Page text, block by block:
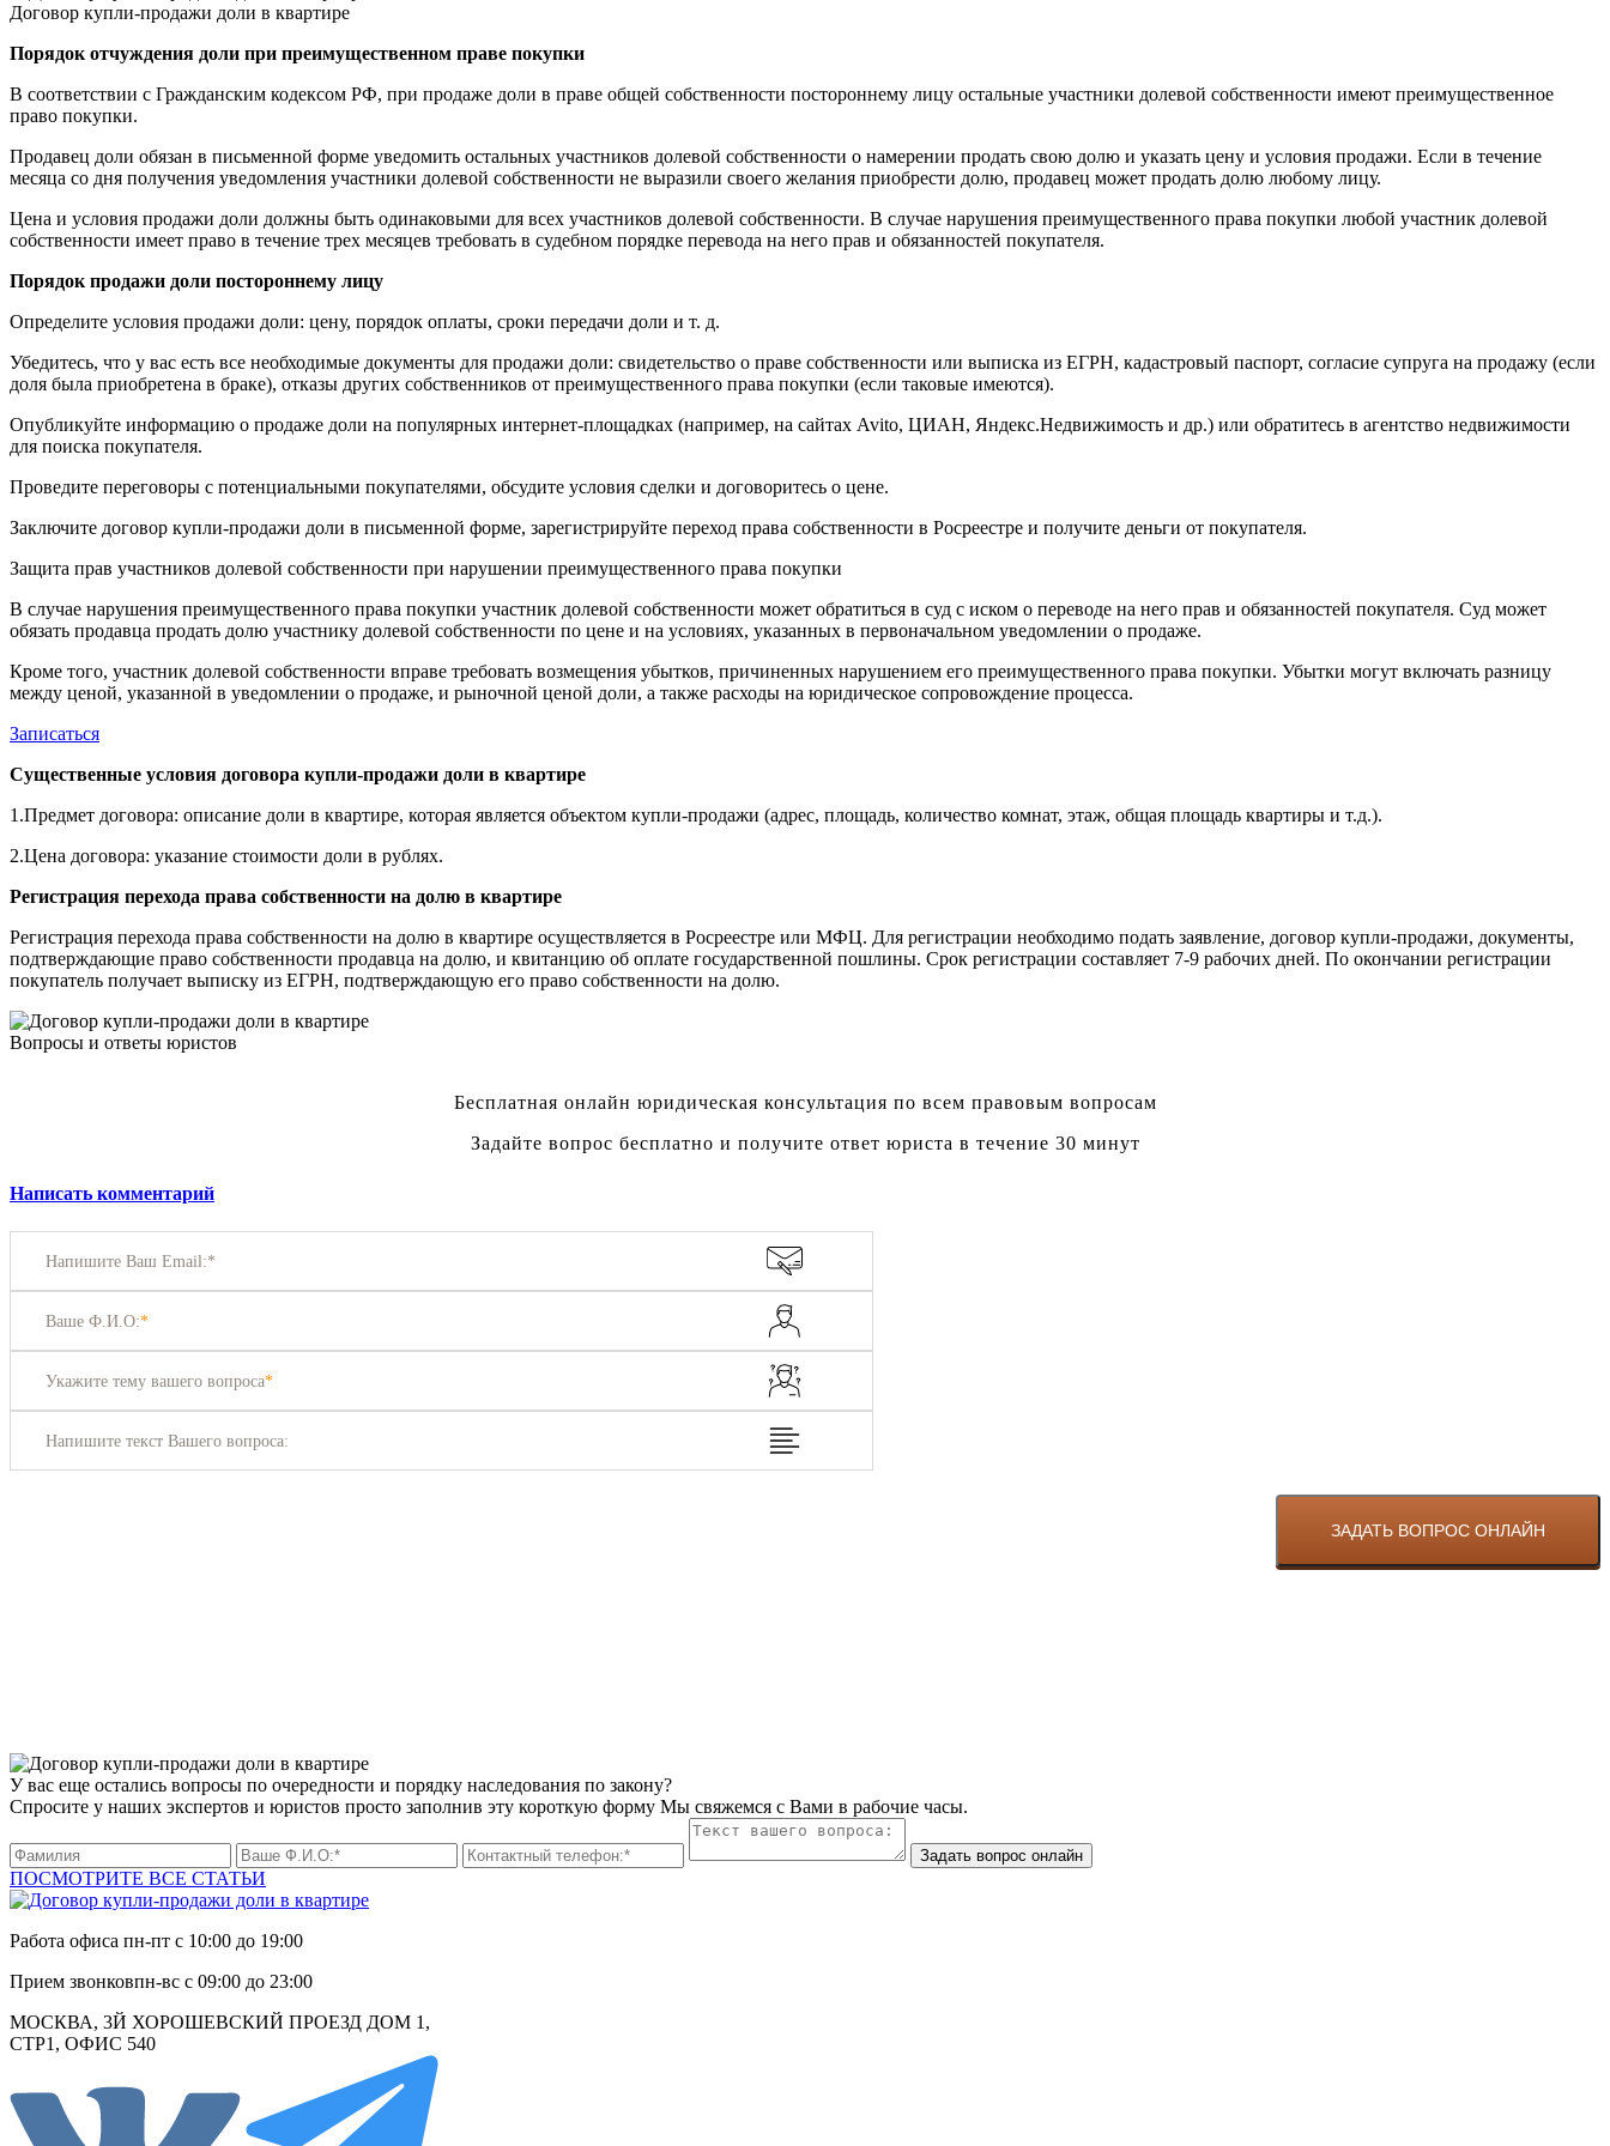
Договор купли-продажи доли в квартире
Порядок отчуждения доли при преимущественном праве покупки
В соответствии с Гражданским кодексом РФ, при продаже доли в праве общей собственности постороннему лицу остальные участники долевой собственности имеют преимущественное
право покупки.
Продавец доли обязан в письменной форме уведомить остальных участников долевой собственности о намерении продать свою долю и указать цену и условия продажи. Если в течение
месяца со дня получения уведомления участники долевой собственности не выразили своего желания приобрести долю, продавец может продать долю любому лицу.
Цена и условия продажи доли должны быть одинаковыми для всех участников долевой собственности. В случае нарушения преимущественного права покупки любой участник долевой
собственности имеет право в течение трех месяцев требовать в судебном порядке перевода на него прав и обязанностей покупателя.
Порядок продажи доли постороннему лицу
Определите условия продажи доли: цену, порядок оплаты, сроки передачи доли и т. д.
Убедитесь, что у вас есть все необходимые документы для продажи доли: свидетельство о праве собственности или выписка из ЕГРН, кадастровый паспорт, согласие супруга на продажу (если
доля была приобретена в браке), отказы других собственников от преимущественного права покупки (если таковые имеются).
Опубликуйте информацию о продаже доли на популярных интернет-площадках (например, на сайтах Avito, ЦИАН, Яндекс.Недвижимость и др.) или обратитесь в агентство недвижимости
для поиска покупателя.
Проведите переговоры с потенциальными покупателями, обсудите условия сделки и договоритесь о цене.
Заключите договор купли-продажи доли в письменной форме, зарегистрируйте переход права собственности в Росреестре и получите деньги от покупателя.
Защита прав участников долевой собственности при нарушении преимущественного права покупки
В случае нарушения преимущественного права покупки участник долевой собственности может обратиться в суд с иском о переводе на него прав и обязанностей покупателя. Суд может
обязать продавца продать долю участнику долевой собственности по цене и на условиях, указанных в первоначальном уведомлении о продаже.
Кроме того, участник долевой собственности вправе требовать возмещения убытков, причиненных нарушением его преимущественного права покупки. Убытки могут включать разницу
между ценой, указанной в уведомлении о продаже, и рыночной ценой доли, а также расходы на юридическое сопровождение процесса.
Записаться
Существенные условия договора купли-продажи доли в квартире
1.Предмет договора: описание доли в квартире, которая является объектом купли-продажи (адрес, площадь, количество комнат, этаж, общая площадь квартиры и т.д.).
2.Цена договора: указание стоимости доли в рублях.
Регистрация перехода права собственности на долю в квартире
Регистрация перехода права собственности на долю в квартире осуществляется в Росреестре или МФЦ. Для регистрации необходимо подать заявление, договор купли-продажи, документы,
подтверждающие право собственности продавца на долю, и квитанцию об оплате государственной пошлины. Срок регистрации составляет 7-9 рабочих дней. По окончании регистрации
покупатель получает выписку из ЕГРН, подтверждающую его право собственности на долю.
Вопросы и ответы юристов
Бесплатная онлайн юридическая консультация по всем правовым вопросам
Задайте вопрос бесплатно и получите ответ юриста в течение 30 минут
Написать комментарий
Напишите Ваш Email:*
Ваше Ф.И.О:*
Укажите тему вашего вопроса*
Напишите текст Вашего вопроса:
У вас еще остались вопросы по очередности и порядку наследования по закону?
Спросите у наших экспертов и юристов просто заполнив эту короткую форму Мы свяжемся с Вами в рабочие часы.
Задать вопрос онлайн
ПОСМОТРИТЕ ВСЕ СТАТЬИ
Работа офиса пн-пт с 10:00 до 19:00
Прием звонковпн-вс с 09:00 до 23:00
МОСКВА, 3Й ХОРОШЕВСКИЙ ПРОЕЗД ДОМ 1,
СТР1, ОФИС 540